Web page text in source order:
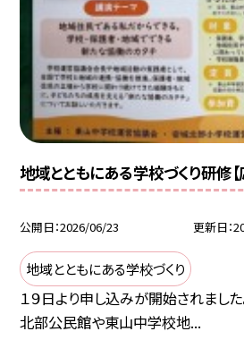
地域とともにある学校づくり研修
公開日 2026/06/23 更新日
地域とともにある学校づくり
１９日より申し込みが開始されました
北部公民館や東山中学校地...